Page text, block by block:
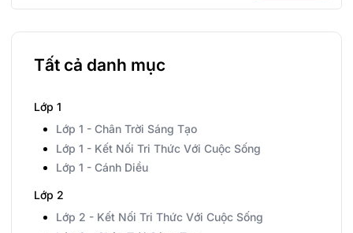
Tất cả danh mục
Lớp 1
Lớp 1 - Chân Trời Sáng Tạo
Lớp 1 - Kết Nối Tri Thức Với Cuộc Sống
Lớp 1 - Cánh Diều
Lớp 2
Lớp 2 - Kết Nối Tri Thức Với Cuộc Sống